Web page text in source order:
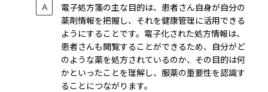
電子処方箋の主な目的は、患者さん自身が自分の
薬剤情報を把握し、それを健康管理に活用できる
ようにすることです。電子化された処方情報は、
患者さんも閲覧することができるため、自分がど
のような薬を処方されているのか、その目的は何
かといったことを理解し、服薬の重要性を認識す
ることにつながります。